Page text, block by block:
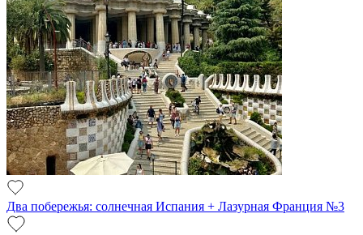
Два побережья: солнечная Испания + Лазурная Франция №3